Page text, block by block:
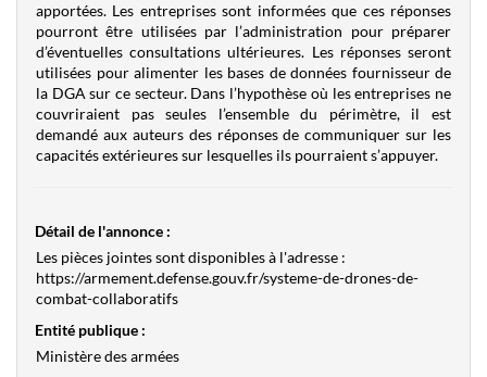
apportées. Les entreprises sont informées que ces réponses
pourront être utilisées par l’administration pour préparer
d’éventuelles consultations ultérieures. Les réponses seront
utilisées pour alimenter les bases de données fournisseur de
la DGA sur ce secteur. Dans l’hypothèse où les entreprises ne
couvriraient pas seules l’ensemble du périmètre, il est
demandé aux auteurs des réponses de communiquer sur les
capacités extérieures sur lesquelles ils pourraient s’appuyer.
Détail de l'annonce :
Les pièces jointes sont disponibles à l'adresse :
https://armement.defense.gouv.fr/systeme-de-drones-de-
combat-collaboratifs
Entité publique :
Ministère des armées